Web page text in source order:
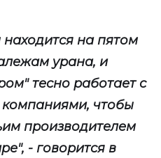
находится на пятом
урана, и
тесно работает с
чтобы
производителем
- говорится в